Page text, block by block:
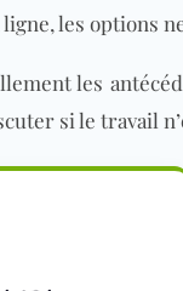
les options
les
si le travail